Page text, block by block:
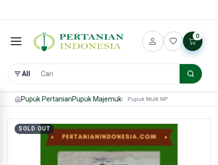
All
0
Pupuk PertanianPupuk Majemuk Pupuk Multi NP
SOLD OUT